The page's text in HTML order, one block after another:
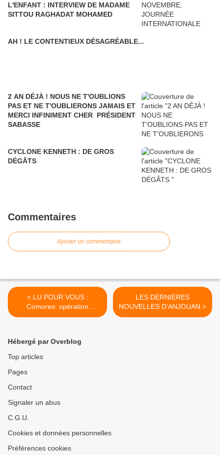
L'ENFANT : INTERVIEW DE MADAME
SITTOU RAGHADAT MOHAMED
AH ! LE CONTENTIEUX DÉSAGRÉABLE...
2 AN DÉJÀ ! NOUS NE T'OUBLIONS
PAS ET NE T'OUBLIERONS JAMAIS ET
MERCI INFINIMENT CHER PRÉSIDENT
SABASSE
CYCLONE KENNETH : DE GROS
DÉGÂTS
Commentaires
Ajouter un commentaire
< LU POUR VOUS :
Comores: opération
militaire dans l'île
LES DERNIERES
NOUVELLES D'ANJOUAN >
Hébergé par Overblog
Top articles
Pages
Contact
Signaler un abus
C.G.U.
Cookies et données personnelles
Préférences cookies